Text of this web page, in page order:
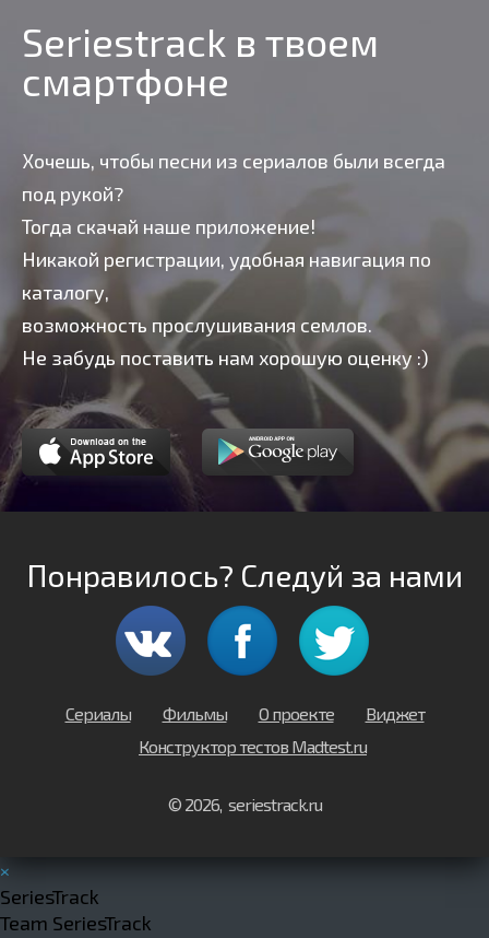
Seriestrack в твоем
смартфоне
Хочешь, чтобы песни из сериалов были всегда
под рукой?
Тогда скачай наше приложение!
Никакой регистрации, удобная навигация по
каталогу,
возможность прослушивания семлов.
Не забудь поставить нам хорошую оценку :)
Понравилось? Следуй за нами
Сериалы Фильмы О проекте
Виджет
Конструктор тестов Madtest.ru
© 2026, seriestrack.ru
×
SeriesTrack
Team SeriesTrack